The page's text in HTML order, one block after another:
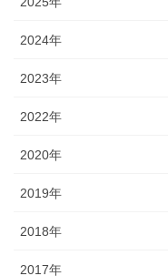
2024年
2023年
2022年
2020年
2019年
2018年
2017年